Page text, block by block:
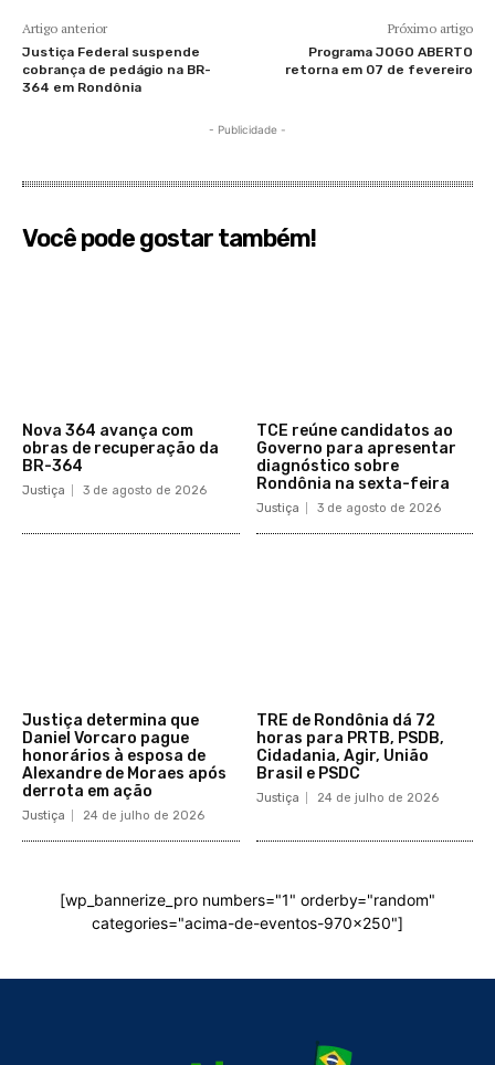
Artigo anterior
Justiça Federal suspende
cobrança de pedágio na BR-
364 em Rondônia
Próximo artigo
Programa JOGO ABERTO
retorna em 07 de fevereiro
- Publicidade -
Você pode gostar também!
​Nova 364 avança com
obras de recuperação da
BR-364​
Justiça 3 de agosto de 2026
TCE reúne candidatos ao
Governo para apresentar
diagnóstico sobre
Rondônia na sexta-feira
Justiça 3 de agosto de 2026
Justiça determina que
Daniel Vorcaro pague
honorários à esposa de
Alexandre de Moraes após
derrota em ação
Justiça 24 de julho de 2026
TRE de Rondônia dá 72
horas para PRTB, PSDB,
Cidadania, Agir, União
Brasil e PSDC
Justiça 24 de julho de 2026
[wp_bannerize_pro numbers="1" orderby="random"
categories="acima-de-eventos-970x250"]